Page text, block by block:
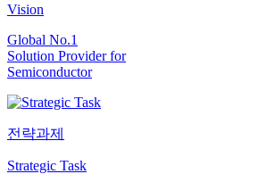
Vision
Global No.1
Solution Provider for
Semiconductor
전략과제
Strategic Task